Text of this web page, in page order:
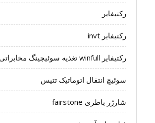
رکتیفایر
رکتیفایر invt
رکتیفایر winfull تغذیه سوئیچینگ مخابراتی
سوئیچ انتقال اتوماتیک تتیس
شارژر باطری fairstone